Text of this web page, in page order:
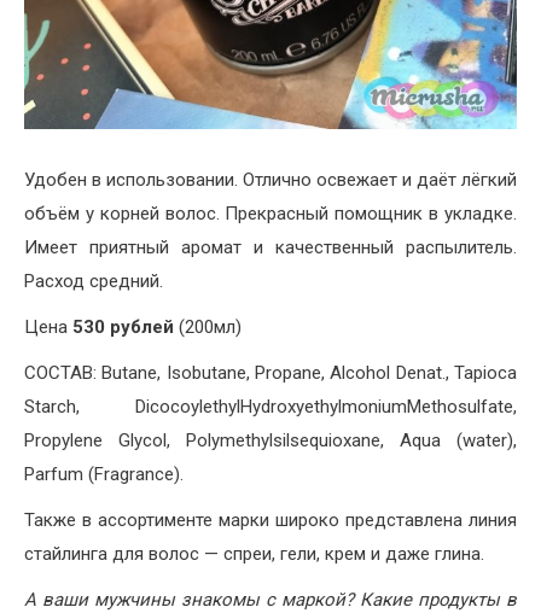
Удобен в использовании. Отлично освежает и даёт лёгкий
объём у корней волос. Прекрасный помощник в укладке.
Имеет приятный аромат и качественный распылитель.
Расход средний.
Цена 530 рублей (200мл)
СОСТАВ: Butane, Isobutane, Propane, Alcohol Denat., Tapioca
Starch, DicocoylethylHydroxyethylmoniumMethosulfate,
Propylene Glycol, Polymethylsilsequioxane, Aqua (water),
Parfum (Fragrance).
Также в ассортименте марки широко представлена линия
стайлинга для волос — спреи, гели, крем и даже глина.
А ваши мужчины знакомы с маркой? Какие продукты в